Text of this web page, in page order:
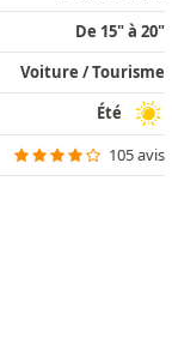
De 15" à 20"
Voiture / Tourisme
Été
105 avis